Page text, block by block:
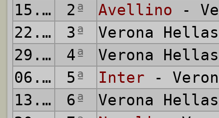
15.09.1985
2ª Avellino -
22.09.1985
3ª
Verona
29.09.1985
4ª
Verona
06.10.1985
5ª Inter -
13.10.1985
6ª
Verona